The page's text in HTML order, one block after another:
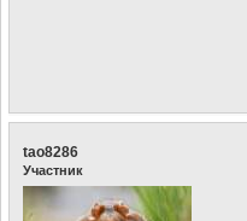
tao8286
Участник